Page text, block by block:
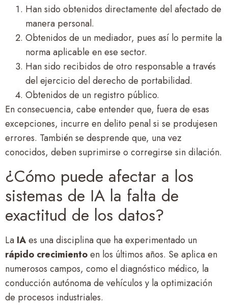
Han sido obtenidos directamente del afectado de
manera personal.
Obtenidos de un mediador, pues así lo permite la
norma aplicable en ese sector.
Han sido recibidos de otro responsable a través
del ejercicio del derecho de portabilidad.
Obtenidos de un registro público.
En consecuencia, cabe entender que, fuera de esas
excepciones, incurre en delito penal si se produjesen
errores. También se desprende que, una vez
conocidos, deben suprimirse o corregirse sin dilación.
¿Cómo puede afectar a los
sistemas de IA la falta de
exactitud de los datos?
La IAes una disciplina que ha experimentado un
rápido crecimientoen los últimos años. Se aplica en
numerosos campos, como el diagnóstico médico, la
conducción autónoma de vehículos y la optimización
de procesos industriales.